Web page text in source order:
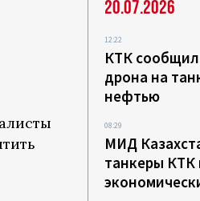
20.07.2026
12:22
КТК
дрона на
нефтью
08:29
МИД
танкеры КТК